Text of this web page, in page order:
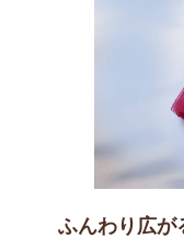
ふんわり広が